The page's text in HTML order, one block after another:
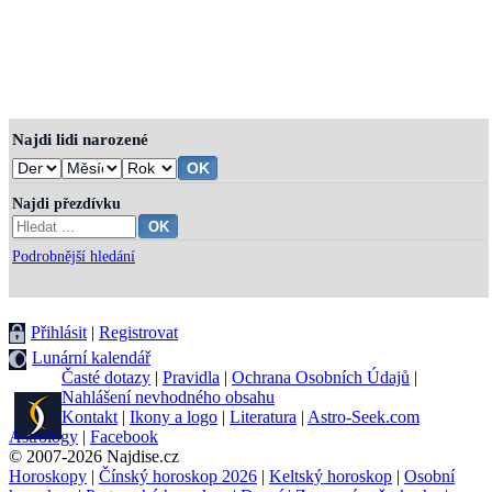
Najdi lidi narozené
Najdi přezdívku
Podrobnější hledání
Přihlásit| Registrovat
Lunární kalendář
Časté dotazy | Pravidla | Ochrana Osobních Údajů |
Nahlášení nevhodného obsahu
Kontakt| Ikony a logo | Literatura | Astro-Seek.com
Astrology | Facebook
© 2007-2026 Najdise.cz
Horoskopy | Čínský horoskop 2026 | Keltský horoskop | Osobní